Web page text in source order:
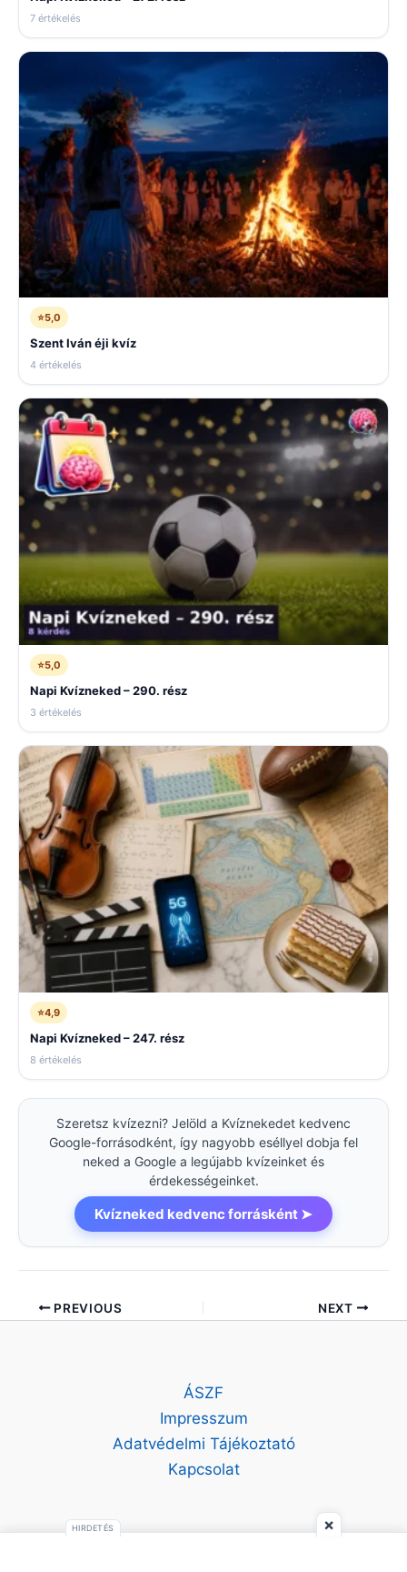
7 értékelés
⭐5,0
Szent Iván éji kvíz
4 értékelés
⭐5,0
Napi Kvízneked – 290. rész
3 értékelés
⭐4,9
Napi Kvízneked – 247. rész
8 értékelés
Szeretsz kvízezni? Jelöld a Kvíznekedet kedvenc
Google-forrásodként, így nagyobb eséllyel dobja fel
neked a Google a legújabb kvízeinket és
érdekességeinket.
Kvízneked kedvenc forrásként ➤
PREVIOUS NEXT
ÁSZF
Impresszum
Adatvédelmi Tájékoztató
Kapcsolat
HIRDETÉS ×